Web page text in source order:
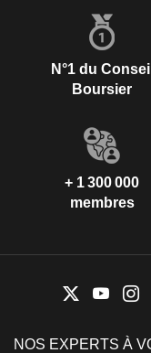
N°1 du Conseil
Boursier
+ 1 300 000
membres
NOS EXPERTS À